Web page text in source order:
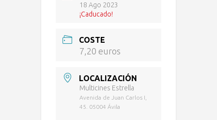
18 Ago 2023
¡Caducado!
COSTE
7,20 euros
LOCALIZACIÓN
Multicines Estrella
Avenida de Juan Carlos I,
45. 05004 Ávila